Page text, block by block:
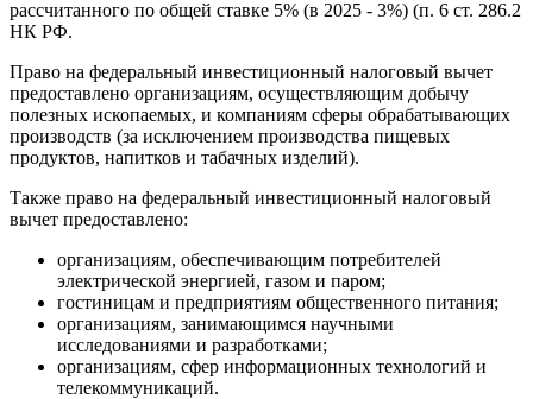
рассчитанного по общей ставке 5% (в 2025 - 3%) (п. 6 ст. 286.2
НК РФ.
Право на федеральный инвестиционный налоговый вычет
предоставлено организациям, осуществляющим добычу
полезных ископаемых, и компаниям сферы обрабатывающих
производств (за исключением производства пищевых
продуктов, напитков и табачных изделий).
Также право на федеральный инвестиционный налоговый
вычет предоставлено:
организациям, обеспечивающим потребителей
электрической энергией, газом и паром;
гостиницам и предприятиям общественного питания;
организациям, занимающимся научными
исследованиями и разработками;
организациям, сфер информационных технологий и
телекоммуникаций.